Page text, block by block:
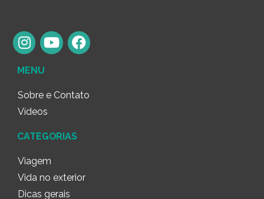
MENU
Sobre e Contato
Vídeos
CATEGORIAS
Viagem
Vida no exterior
Dicas gerais